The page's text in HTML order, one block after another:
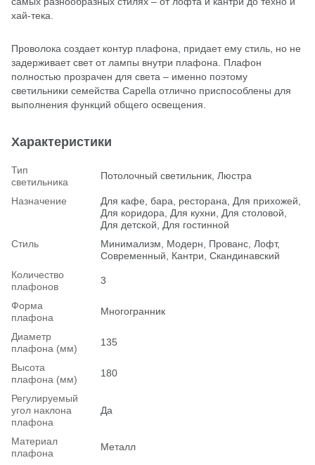
хай-тека.
Проволока создает контур плафона, придает ему стиль, но не
задерживает свет от лампы внутри плафона. Плафон
полностью прозрачен для света – именно поэтому
светильники семейства Capella отлично приспособлены для
выполнения функций общего освещения.
Характеристики
Тип
светильника
Потолочный светильник, Люстра
Назначение
Для кафе, бара, ресторана, Для прихожей,
Для коридора, Для кухни, Для столовой,
Для детской, Для гостинной
Стиль
Минимализм, Модерн, Прованс, Лофт,
Современный, Кантри, Скандинавский
Количество
плафонов
3
Форма
плафона
Многогранник
Диаметр
плафона (мм)
135
Высота
плафона (мм)
180
Регулируемый
угол наклона
плафона
Да
Материал
плафона
Металл